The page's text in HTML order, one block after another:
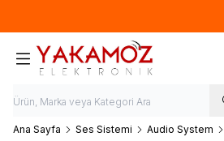
Ana Sayfa Ses Sistemi Audio System